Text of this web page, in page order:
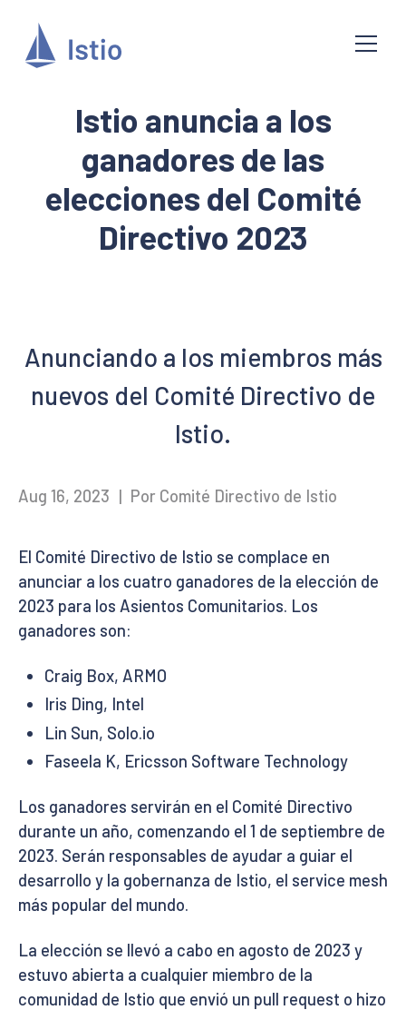
Istio anuncia a los
ganadores de las
elecciones del Comité
Directivo 2023
Anunciando a los miembros más
nuevos del Comité Directivo de
Istio.
Aug 16, 2023 | Por Comité Directivo de Istio
El Comité Directivo de Istio se complace en
anunciar a los cuatro ganadores de la elección de
2023 para los Asientos Comunitarios. Los
ganadores son:
Craig Box, ARMO
Iris Ding, Intel
Lin Sun, Solo.io
Faseela K, Ericsson Software Technology
Los ganadores servirán en el Comité Directivo
durante un año, comenzando el 1 de septiembre de
2023. Serán responsables de ayudar a guiar el
desarrollo y la gobernanza de Istio, el service mesh
más popular del mundo.
La elección se llevó a cabo en agosto de 2023 y
estuvo abierta a cualquier miembro de la
comunidad de Istio que envió un pull request o hizo